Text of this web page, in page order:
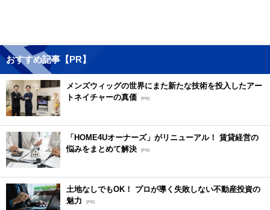
おすすめ記事【PR】
メンズウィッグの世界にまた新たな技術を投入したアー
トネイチャーの真価
[PR]
「HOME4Uオーナーズ」がリニューアル！ 賃貸経営の
悩みをまとめて解決 [PR]
土地なしでもOK！ プロが導く失敗しない不動産投資の
魅力
[PR]